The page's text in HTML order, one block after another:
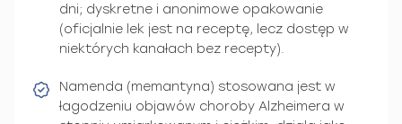
dni; dyskretne i anonimowe opakowanie
(oficjalnie lek jest na receptę, lecz dostęp w
niektórych kanałach bez recepty).
Namenda (memantyna) stosowana jest w
łagodzeniu objawów choroby Alzheimera w